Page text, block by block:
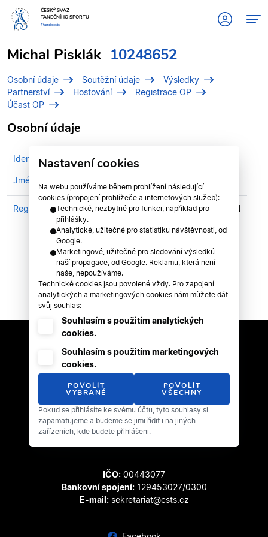
ČESKÝ SVAZ
TANEČNÍHO SPORTU
#tanciscsts
Michal Pisklák 10248652
Osobní údaje Soutěžní údaje
Výsledky
Partnerství
Hostování
Registrace OP
Účast OP
Osobní údaje
Identifikační číslo (IDT)
Jméno
Registrován v klubu TK R.CHVÁTALOVÉ BEROUN
Český svaz tanečního sportu
Zátopkova 100/2
169 00 Praha 6 - Břevnov
IČO: 00443077
Bankovní spojení:129453027/0300
E-mail:sekretariat@csts.cz
Nastavení cookies
Na webu používáme během prohlížení následující
cookies (propojení prohlížeče a internetových služeb):
Technické, nezbytné pro funkci, například pro
přihlášky.
Analytické, užitečné pro statistiku návštěvnosti, od
Google.
Marketingové, užitečné pro sledování výsledků
naší propagace, od Google. Reklamu, která není
naše, nepoužíváme.
Technické cookies jsou povolené vždy. Pro zapojení
analytických a marketingových cookies nám můžete dát
svůj souhlas:
Souhlasím s použitím analytických
cookies.
Souhlasím s použitím marketingových
cookies.
POVOLIT
VYBRANÉ
POVOLIT
VŠECHNY
Pokud se přihlásíte ke svému účtu, tyto souhlasy si
zapamatujeme a budeme se jimi řídit i na jiných
zařízeních, kde budete přihlášeni.